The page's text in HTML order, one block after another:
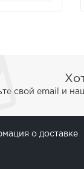
свой email и
о доставке